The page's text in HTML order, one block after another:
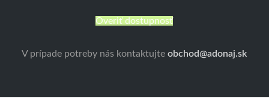
Overiť dostupnosť
V prípade potreby nás kontaktujte obchod@adonaj.sk